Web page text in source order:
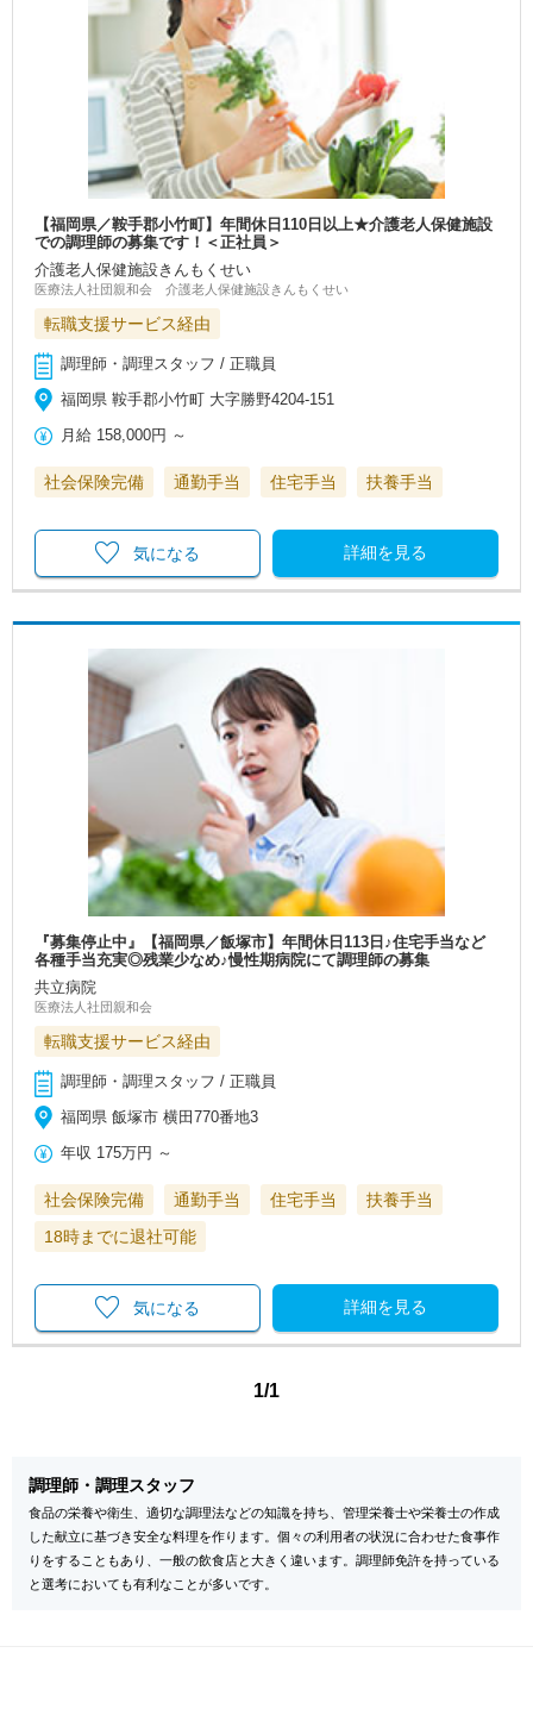
【福岡県／鞍手郡小竹町】年間休日110日以上★介護老人保健施設
での調理師の募集です！＜正社員＞
介護老人保健施設きんもくせい
医療法人社団親和会 介護老人保健施設きんもくせい
転職支援サービス経由
調理師・調理スタッフ / 正職員
福岡県 鞍手郡小竹町 大字勝野4204-151
月給 158,000円 ～
社会保険完備 通勤手当 住宅手当 扶養手当
詳細を見る
気になる
『募集停止中』【福岡県／飯塚市】年間休日113日♪住宅手当など
各種手当充実◎残業少なめ♪慢性期病院にて調理師の募集
共立病院
医療法人社団親和会
転職支援サービス経由
調理師・調理スタッフ / 正職員
福岡県 飯塚市 横田770番地3
年収 175万円 ～
社会保険完備 通勤手当 住宅手当
扶養手当
18時までに退社可能
詳細を見る
気になる
1/1
調理師・調理スタッフ
食品の栄養や衛生、適切な調理法などの知識を持ち、管理栄養士や栄養士の作成
した献立に基づき安全な料理を作ります。個々の利用者の状況に合わせた食事作
りをすることもあり、一般の飲食店と大きく違います。調理師免許を持っている
と選考においても有利なことが多いです。